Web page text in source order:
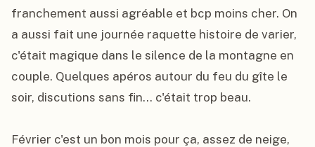
franchement aussi agréable et bcp moins cher. On
a aussi fait une journée raquette histoire de varier,
c'était magique dans le silence de la montagne en
couple. Quelques apéros autour du feu du gîte le
soir, discutions sans fin... c'était trop beau.
Février c'est un bon mois pour ça, assez de neige,